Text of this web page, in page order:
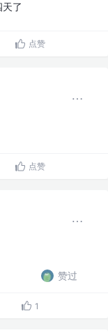
了
点赞
点赞
赞过
1